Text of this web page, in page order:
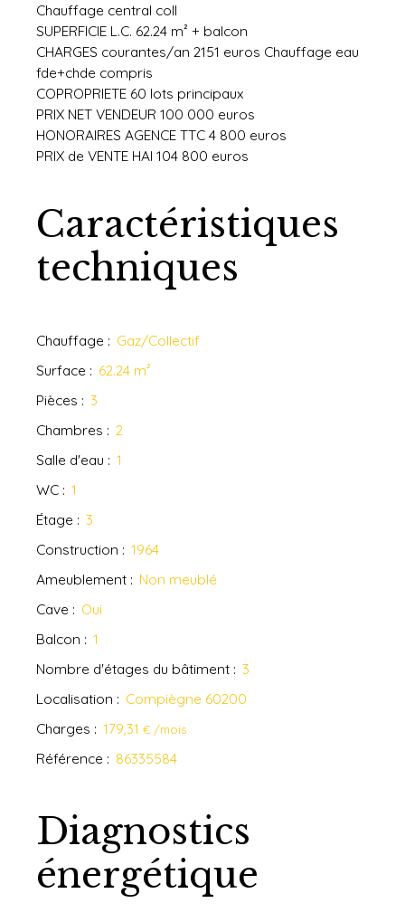
Chauffage central coll
SUPERFICIE L.C. 62.24 m² + balcon
CHARGES courantes/an 2151 euros Chauffage eau
fde+chde compris
COPROPRIETE 60 lots principaux
PRIX NET VENDEUR 100 000 euros
HONORAIRES AGENCE TTC 4 800 euros
PRIX de VENTE HAI 104 800 euros
Caractéristiques
techniques
Chauffage : Gaz/Collectif
Surface : 62.24 m²
Pièces : 3
Chambres : 2
Salle d'eau : 1
WC : 1
Étage : 3
Construction : 1964
Ameublement : Non meublé
Cave : Oui
Balcon : 1
Nombre d'étages du bâtiment : 3
Localisation : Compiègne 60200
Charges : 179,31 € /mois
Référence : 86335584
Diagnostics
énergétique